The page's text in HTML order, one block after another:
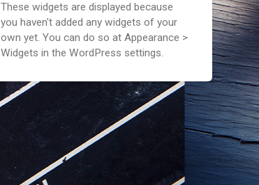
These widgets are displayed because
you haven't added any widgets of your
own yet. You can do so at Appearance >
Widgets in the WordPress settings.